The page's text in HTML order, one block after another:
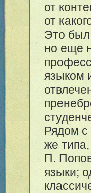
от
от
Это
но еще
языком
Рядом с
же
П.
языки;